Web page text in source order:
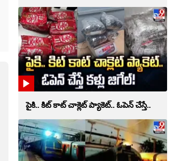
పైకి.. కిట్‌ కాట్‌ చాక్లెట్ ప్యాకెట్‌.. ఓపెన్‌ చేస్తే..